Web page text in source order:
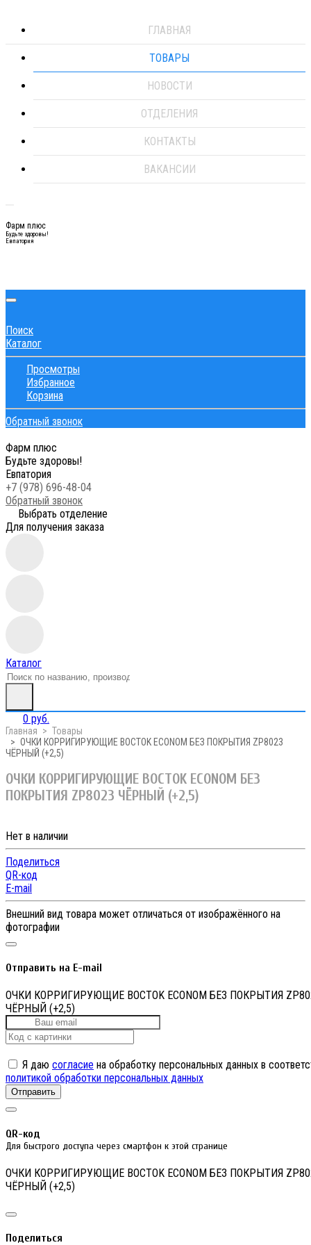
ГЛАВНАЯ
ТОВАРЫ
НОВОСТИ
ОТДЕЛЕНИЯ
КОНТАКТЫ
ВАКАНСИИ
Фарм плюс
Будьте здоровы!
Евпатория
Поиск
Каталог
Просмотры
Избранное
Корзина
Обратный звонок
Фарм плюс
Будьте здоровы!
Евпатория
+7 (978) 696-48-04
Обратный звонок
Выбрать отделение
Для получения заказа
Каталог
0 руб.
Главная
Товары
ОЧКИ КОРРИГИРУЮЩИЕ BOCTOK ECONOM БЕЗ ПОКРЫТИЯ ZP8023
ЧЁРНЫЙ (+2,5)
ОЧКИ КОРРИГИРУЮЩИЕ BOCTOK ECONOM БЕЗ
ПОКРЫТИЯ ZP8023 ЧЁРНЫЙ (+2,5)
Нет в наличии
Поделиться
QR-код
E-mail
Внешний вид товара может отличаться от изображённого на
фотографии
Отправить на E-mail
ОЧКИ КОРРИГИРУЮЩИЕ BOCTOK ECONOM БЕЗ ПОКРЫТИЯ
ЧЁРНЫЙ (+2,5)
Я даю согласие на обработку персональных данных в
политикой обработки персональных данных
Отправить
QR-код
Для быстрого доступа через смартфон к этой странице
ОЧКИ КОРРИГИРУЮЩИЕ BOCTOK ECONOM БЕЗ ПОКРЫТИЯ
ЧЁРНЫЙ (+2,5)
Поделиться